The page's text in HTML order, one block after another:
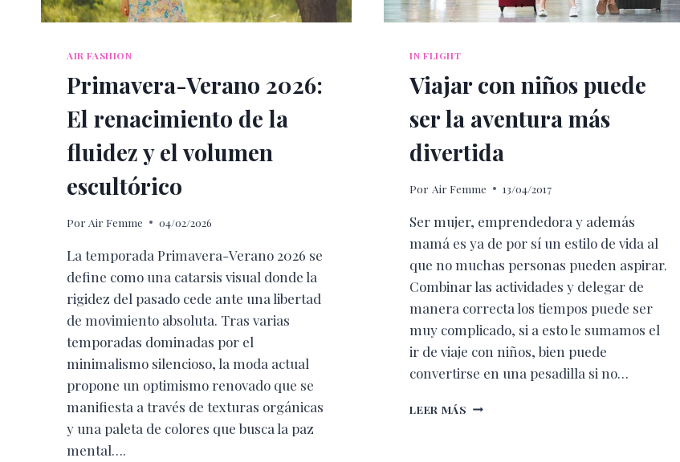
AIR FASHION
Primavera-Verano 2026:
El renacimiento de la
fluidez y el volumen
escultórico
Por Air Femme 04/02/2026
La temporada Primavera-Verano 2026 se
define como una catarsis visual donde la
rigidez del pasado cede ante una libertad
de movimiento absoluta. Tras varias
temporadas dominadas por el
minimalismo silencioso, la moda actual
propone un optimismo renovado que se
manifiesta a través de texturas orgánicas
y una paleta de colores que busca la paz
mental….
IN FLIGHT
Viajar con niños puede
ser la aventura más
divertida
Por Air Femme 13/04/2017
Ser mujer, emprendedora y además
mamá es ya de por sí un estilo de vida al
que no muchas personas pueden aspirar.
Combinar las actividades y delegar de
manera correcta los tiempos puede ser
muy complicado, si a esto le sumamos el
ir de viaje con niños, bien puede
convertirse en una pesadilla si no…
LEER MÁS VIAJAR